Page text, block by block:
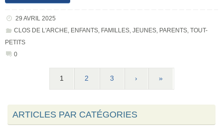
29 AVRIL 2025
CLOS DE L'ARCHE, ENFANTS, FAMILLES, JEUNES, PARENTS, TOUT-
PETITS
0
1 2 3 › »
ARTICLES PAR CATÉGORIES